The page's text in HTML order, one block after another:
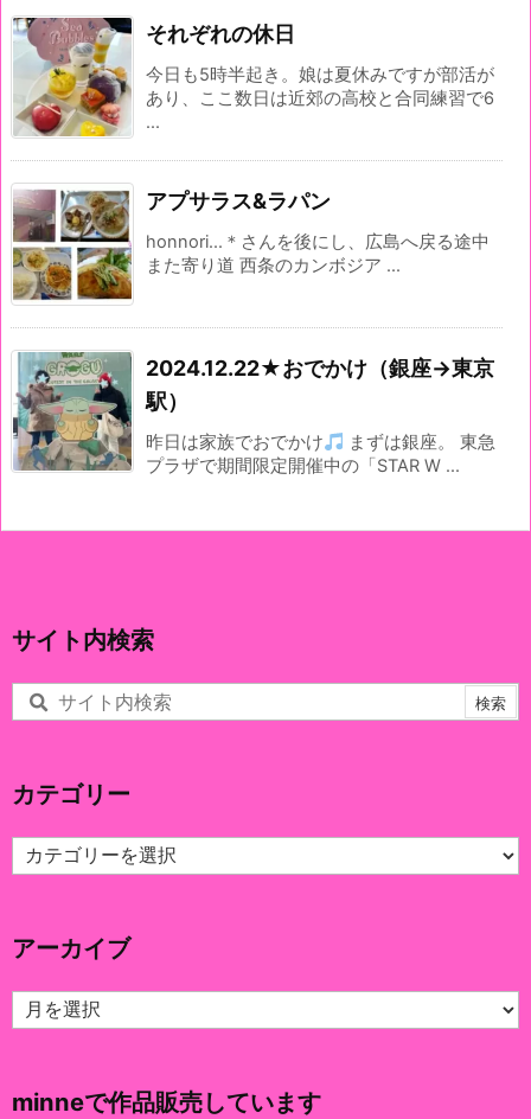
それぞれの休日
今日も5時半起き。娘は夏休みですが部活が
あり、ここ数日は近郊の高校と合同練習で6
...
アプサラス&ラパン
honnori...＊さんを後にし、広島へ戻る途中
また寄り道 西条のカンボジア ...
2024.12.22★おでかけ（銀座→東京
駅）
昨日は家族でおでかけ
まずは銀座。 東急
プラザで期間限定開催中の「STAR W ...
サイト内検索
カテゴリー
カ
テ
ー
アーカイブ
ア
ー
ブ
minneで作品販売しています